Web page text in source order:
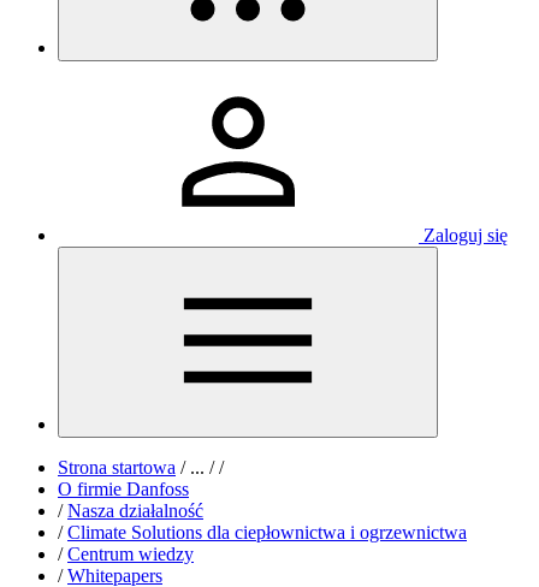
Zaloguj się
Strona startowa /... / /
O firmie Danfoss
/ Nasza działalność
/ Climate Solutions dla ciepłownictwa i ogrzewnictwa
/ Centrum wiedzy
/ Whitepapers